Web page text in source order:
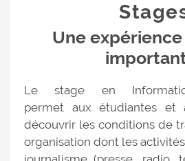
Une
Le stage en
permet aux étudiantes et
découvrir les conditions de
organisation dont les